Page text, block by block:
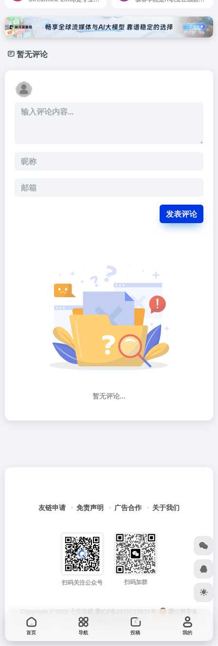
暂无评论
发表评论
暂无评论...
友链申请 免责声明 广告合作 关于我们
扫码关注公众号 扫码加群
Copyright © 2026 七安导航 蒙ICP备2025033835号
蒙公网安备
15012202000171号
首页 导航 投稿 我的